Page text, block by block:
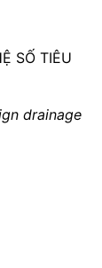
SỐ TIÊU
drainage